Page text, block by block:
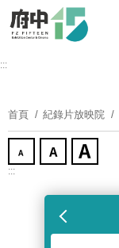
要
塊
:::
首頁 紀錄片放映院
:::